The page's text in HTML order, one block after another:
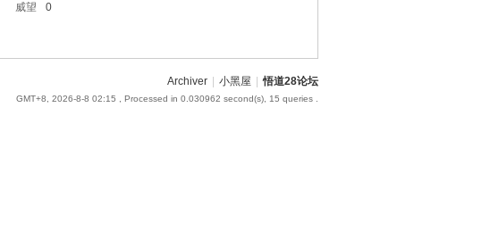
威望
0
Archiver 小黑屋 悟道28论坛
GMT+8, 2026-8-8 02:15 , Processed in 0.030962 second(s), 15 queries .